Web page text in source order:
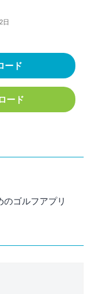
日
ード
ード
のゴルフアプリ